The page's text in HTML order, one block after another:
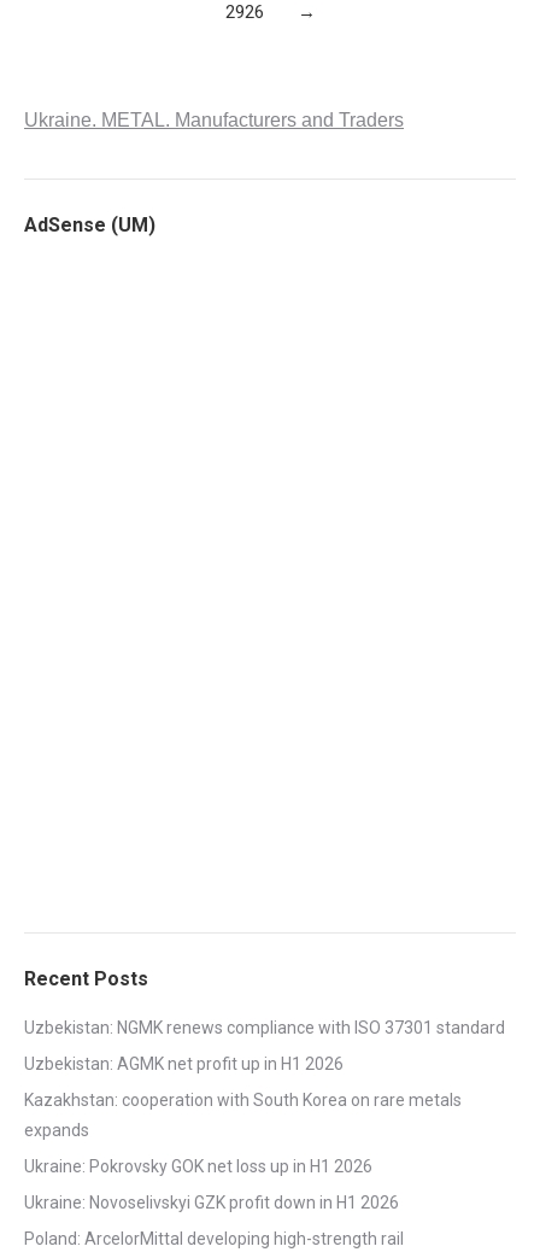
2926
→
Ukraine. METAL. Manufacturers and Traders
AdSense (UM)
Recent Posts
Uzbekistan: NGMK renews compliance with ISO 37301 standard
Uzbekistan: AGMK net profit up in H1 2026
Kazakhstan: cooperation with South Korea on rare metals
expands
Ukraine: Pokrovsky GOK net loss up in H1 2026
Ukraine: Novoselivskyi GZK profit down in H1 2026
Poland: ArcelorMittal developing high-strength rail